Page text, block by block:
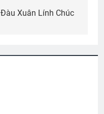
Đàu Xuân Lính Chúc